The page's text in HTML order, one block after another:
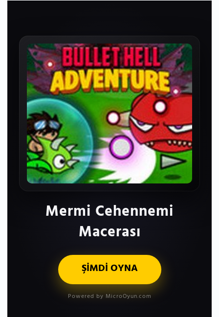
Mermi Cehennemi
Macerası
ŞİMDİ OYNA
Powered by MicroOyun.com